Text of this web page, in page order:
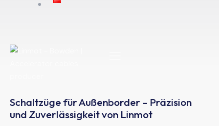
Schaltzüge für Außenborder – Präzision
und Zuverlässigkeit von Linmot